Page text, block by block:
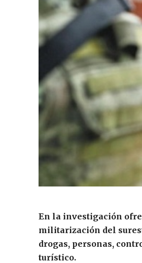
En la investigación
militarización del
drogas, personas,
turístico.